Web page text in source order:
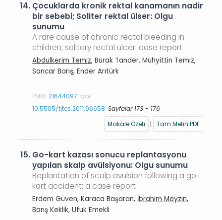
14. Çocuklarda kronik rektal kanamanın nadir
bir sebebi; Soliter rektal ülser: Olgu
sunumu
A rare cause of chronic rectal bleeding in
children; solitary rectal ulcer: case report
Abdulkerim Temiz, Burak Tander, Muhyittin Temiz,
Sancar Barış, Ender Arıtürk
PMID:21644097 doi:
10.5505/tjtes.2011.96658 Sayfalar 173 - 176
Makale Özeti
| Tam Metin PDF
15. Go-kart kazası sonucu replantasyonu
yapılan skalp avülsiyonu: Olgu sunumu
Replantation of scalp avulsion following a go-
kart accident: a case report
Erdem Güven, Karaca Başaran, İbrahim Meyzin,
Barış Keklik, Ufuk Emekli